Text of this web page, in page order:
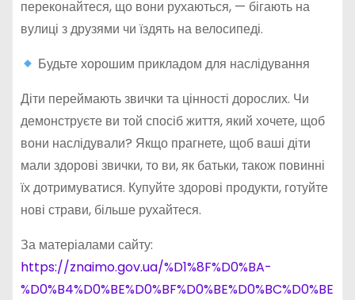
переконайтеся, що вони рухаються, — бігають на
вулиці з друзями чи їздять на велосипеді.
Будьте хорошим прикладом для наслідування
Діти переймають звички та цінності дорослих. Чи
демонструєте ви той спосіб життя, який хочете, щоб
вони наслідували? Якщо прагнете, щоб ваші діти
мали здорові звички, то ви, як батьки, також повинні
їх дотримуватися. Купуйте здорові продукти, готуйте
нові страви, більше рухайтеся.
За матеріалами сайту:
https://znaimo.gov.ua/%D1%8F%D0%BA-
%D0%B4%D0%BE%D0%BF%D0%BE%D0%BC%D0%BE